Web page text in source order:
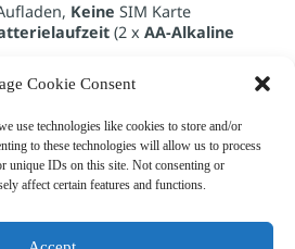
Cookie Consent
use technologies like cookies to store and/or
to these technologies will allow us to process
unique IDs on this site. Not consenting or
affect certain features and functions.
Keine SIM Karte
(2 x AA-Alkaline
(IP68)
Schaltern verbunden werden
zwischen Gerät,
für Datenanalyse in Echtzeit
zu Integrieren dank